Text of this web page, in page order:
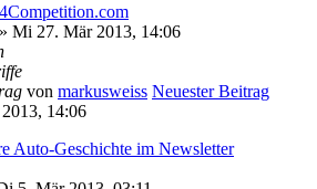
» Mi 27. Mär 2013, 14:06
von markusweiss Neuester Beitrag
14:06
Auto-Geschichte im Newsletter